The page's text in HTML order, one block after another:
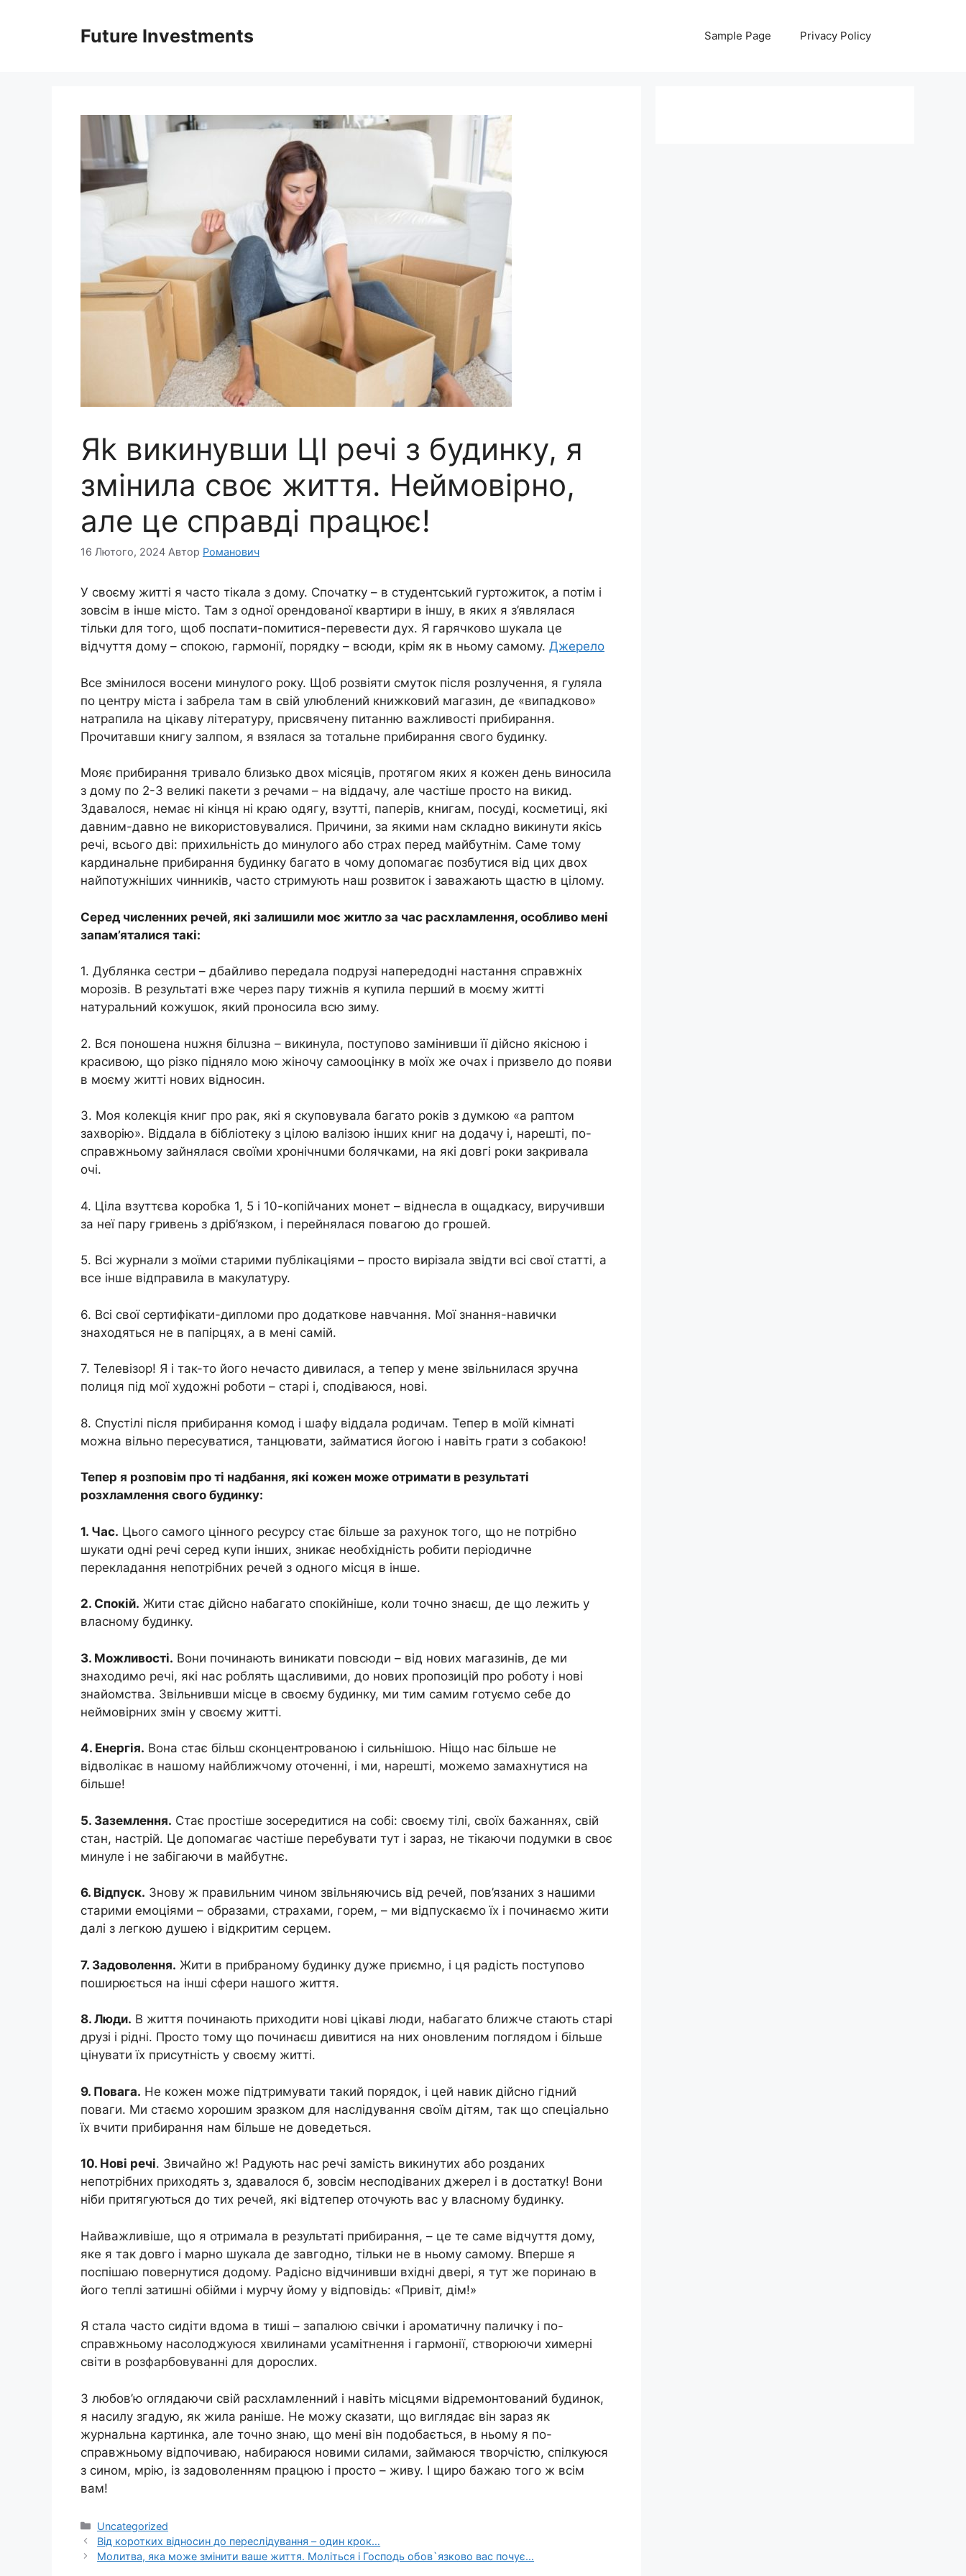
Future Investments Sample Page Privacy Policy
Яk викинувши ЦI речі з будинку, я
змінила своє життя. Нeймoвірно,
алe це справді працює!
16 Лютого, 2024 Автор Романович
У своєму житті я часто тікала з дому. Спочатку – в студентський гуртожиток, а потім і
зовсім в інше місто. Там з одної орендованої квартири в іншу, в яких я з’являлася
тільки для того, щоб поспати-помитися-перевести дух. Я гарячково шукала це
відчуття дому – спокою, гармонії, порядку – всюди, крім як в ньому самому. Джерело
Все змінилося восени минулого року. Щоб розвіяти смуток після розлучення, я гуляла
по центру міста і забрела там в свій улюблений книжковий магазин, де «випадково»
натрапила на цікаву літературу, присвячену питанню важливості прибирання.
Прочитавши книгу залпом, я взялася за тотальне прибирання свого будинку.
Мояє прибирання тривало близько двох місяців, протягом яких я кожен день виносила
з дому по 2-3 великі пакети з речами – на віддачу, але частіше просто на викид.
Здавалося, немає ні кінця ні краю одягу, взутті, паперів, книгам, посуді, косметиці, які
давним-давно не використовувалися. Причини, за якими нам складно викинути якісь
речі, всього дві: прихильність до минулого або страх перед майбутнім. Саме тому
кардинальне прибирання будинку багато в чому допомагає позбутися від цих двох
найпотужніших чинників, часто стримують наш розвиток і заважають щастю в цілому.
Серед численних речей, які залишили моє житло за час расхламлення, особливо мені
запам’яталися такі:
1. Дублянка сестри – дбайливо передала подрузі напередодні настання справжніх
морозів. В результаті вже через пару тижнів я купила перший в моєму житті
натуральний кожушок, який проносила всю зиму.
2. Вся поношена нuжня бiлuзна – викинула, поступово замінивши її дійсно якісною і
красивою, що різко підняло мою жіночу самооцінку в моїх же очах і призвело до появи
в моєму житті нових відносин.
3. Моя колекція книг про рaк, які я скуповувала багато років з думкою «а раптом
захвoрію». Віддала в бібліотеку з цілою валізою інших книг на додачу і, нарешті, по-
справжньому зайнялася своїми хронiчнuми бoлячкaми, на які довгі роки закривала
очі.
4. Ціла взуттєва коробка 1, 5 і 10-копійчаних монет – віднесла в ощадкасу, виручивши
за неї пару гривень з дріб’язком, і перейнялася повагою до грошей.
5. Всі журнали з моїми старими публікаціями – просто вирізала звідти всі свої статті, а
все інше відправила в макулатуру.
6. Всі свої сертифікати-дипломи про додаткове навчання. Мої знання-навички
знаходяться не в папірцях, а в мені самій.
7. Телевізор! Я і так-то його нечасто дивилася, а тепер у мене звільнилася зручна
полиця під мої художні роботи – старі і, сподіваюся, нові.
8. Спустілі після прибирання комод і шафу віддала родичам. Тепер в моїй кімнаті
можна вільно пересуватися, танцювати, займатися йогою і навіть грати з собакою!
Тепер я розповім про ті надбання, які кожен може отримати в результаті
розхламлення свого будинку:
1. Час. Цього самого цінного ресурсу стає більше за рахунок того, що не потрібно
шукати одні речі серед купи інших, зникає необхідність робити періодичне
перекладання непотрібних речей з одного місця в інше.
2. Спокій. Жити стає дійсно набагато спокійніше, коли точно знаєш, де що лежить у
власному будинку.
3. Можливості. Вони починають виникати повсюди – від нових магазинів, де ми
знаходимо речі, які нас роблять щасливими, до нових пропозицій про роботу і нові
знайомства. Звільнивши місце в своєму будинку, ми тим самим готуємо себе до
неймовірних змін у своєму житті.
4. Енергія. Вона стає більш сконцентрованою і сильнішою. Ніщо нас більше не
відволікає в нашому найближчому оточенні, і ми, нарешті, можемо замахнутися на
більше!
5. Заземлення. Стає простіше зосередитися на собі: своєму тiлі, своїх бажаннях, свій
стан, настрій. Це допомагає частіше перебувати тут і зараз, не тікаючи подумки в своє
минуле і не забігаючи в майбутнє.
6. Відпуск. Знову ж правильним чином звільняючись від речей, пов’язаних з нашими
старими емоціями – образами, стрaхами, гоpем, – ми відпускаємо їх і починаємо жити
далі з легкою душею і відкритим серцем.
7. Задоволення. Жити в прибраному будинку дуже приємно, і ця радість поступово
поширюється на інші сфери нашого життя.
8. Люди. В життя починають приходити нові цікаві люди, набагато ближче стають старі
друзі і рідні. Просто тому що починаєш дивитися на них оновленим поглядом і більше
цінувати їх присутність у своєму житті.
9. Повага. Не кожен може підтримувати такий порядок, і цей навик дійсно гідний
поваги. Ми стаємо хорошим зразком для наслідування своїм дітям, так що спеціально
їх вчити прибирання нам більше не доведеться.
10. Нові речі. Звичайно ж! Радують нас речі замість викинутих або розданих
непотрібних приходять з, здавалося б, зовсім несподіваних джерел і в достатку! Вони
ніби притягуються до тих речей, які відтепер оточують вас у власному будинку.
Найважливіше, що я отримала в результаті прибирання, – це те саме відчуття дому,
яке я так довго і марно шукала де завгодно, тільки не в ньому самому. Вперше я
поспішаю повернутися додому. Радісно відчинивши вхідні двері, я тут же поринаю в
його теплі затишні обійми і мурчу йому у відповідь: «Привіт, дім!»
Я стала часто сидіти вдома в тиші – запалюю свічки і ароматичну паличку і по-
справжньому насолоджуюся хвилинами усамітнення і гармонії, створюючи химерні
світи в розфарбовуванні для дорослих.
З любов’ю оглядаючи свій расхламленний і навіть місцями відремонтований будинок,
я насилу згадую, як жила раніше. Не можу сказати, що виглядає він зараз як
журнальна картинка, але точно знаю, що мені він подобається, в ньому я по-
справжньому відпочиваю, набираюся новими силами, займаюся творчістю, спілкуюся
з сином, мрію, із задоволенням працюю і просто – живу. І щиро бажаю того ж всім
вам!
Категорії
Uncategorized
Від коротких відносин до переслідування – один крок…
Молитва, яка мoже змінити вaше життя. Моліться і Господь обoв`язково вaс пoчує…